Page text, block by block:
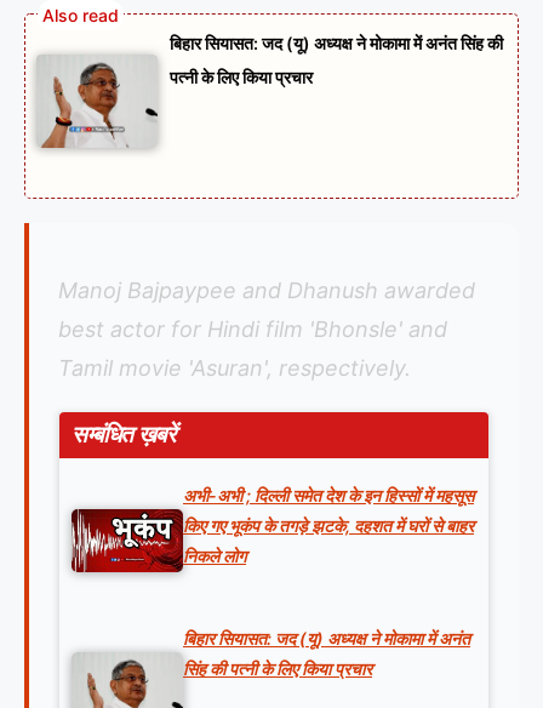
बिहार सियासत: जद (यू) अध्यक्ष ने मोकामा में अनंत सिंह की
पत्नी के लिए किया प्रचार
Manoj Bajpaypee and Dhanush awarded
best actor for Hindi film 'Bhonsle' and
Tamil movie 'Asuran', respectively.
सम्बंधित ख़बरें
अभी-अभी ; दिल्ली समेत देश के इन हिस्सों में महसूस
किए गए भूकंप के तगड़े झटके, दहशत में घरों से बाहर
निकले लोग
बिहार सियासत: जद (यू) अध्यक्ष ने मोकामा में अनंत
सिंह की पत्नी के लिए किया प्रचार